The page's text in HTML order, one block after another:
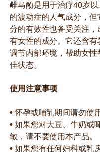
雌马酚是用于治疗40岁
的波动症的人气成分，但
分的有效性也备受关注，
有女性的成分。它还含有
调节内部环境，帮助女性
佳状态。
使用注意事项
• 怀孕或哺乳期间请勿使用
• 如果您对大豆、牛奶或
敏，请不要使用本产品。
• 如果您有任何妇科或乳